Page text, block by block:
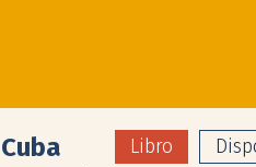
Cuba
Libro